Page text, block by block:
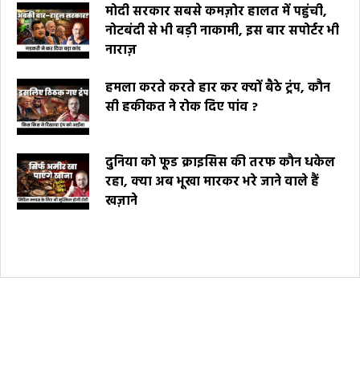
मोदी सरकार सबसे कमज़ोर हालत में पहुंची,
नोटबंदी से भी बड़ी नाकामी, इस बार सपोर्टर भी
नाराज़
हमला करते करते हार कर क्यों बैठे ट्रंप, कौन
सी हकीकत ने रोक दिए पांव ?
दुनिया को फूड क्राइसिस की तरफ कौन धकेल
रहा, क्या अब भूखा मारकर भरे जाने वाले हैं
खज़ाने